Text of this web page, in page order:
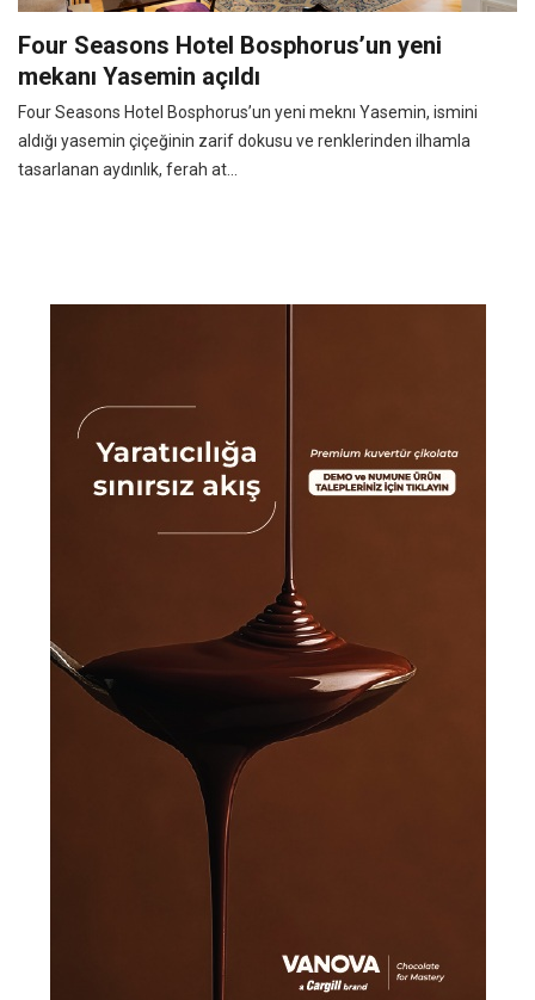
Four Seasons Hotel Bosphorus’un yeni
mekanı Yasemin açıldı
Four Seasons Hotel Bosphorus’un yeni meknı Yasemin, ismini
aldığı yasemin çiçeğinin zarif dokusu ve renklerinden ilhamla
tasarlanan aydınlık, ferah at...